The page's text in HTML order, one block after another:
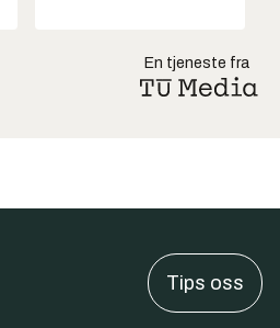
En tjeneste fra
Tips oss